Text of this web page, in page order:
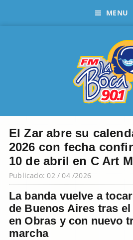
MENU
El Zar abre su
2026 con fecha
10 de abril en C Art
Publicado: 02 / 04 /2026
La banda vuelve a
de Buenos Aires tras
en Obras y con nuevo
marcha